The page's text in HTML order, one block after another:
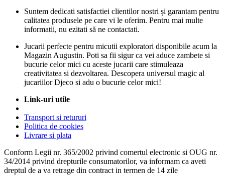
Suntem dedicati satisfactiei clientilor nostri și garantam pentru
calitatea produsele pe care vi le oferim. Pentru mai multe
informatii, nu ezitati să ne contactati.
Jucarii perfecte pentru micutii exploratori disponibile acum la
Magazin Augustin. Poti sa fii sigur ca vei aduce zambete si
bucurie celor mici cu aceste jucarii care stimuleaza
creativitatea si dezvoltarea. Descopera universul magic al
jucariilor Djeco si adu o bucurie celor mici!
Link-uri utile
Transport si retururi
Politica de cookies
Livrare si plata
Conform Legii nr. 365/2002 privind comertul electronic si OUG nr.
34/2014 privind drepturile consumatorilor, va informam ca aveti
dreptul de a va retrage din contract in termen de 14 zile